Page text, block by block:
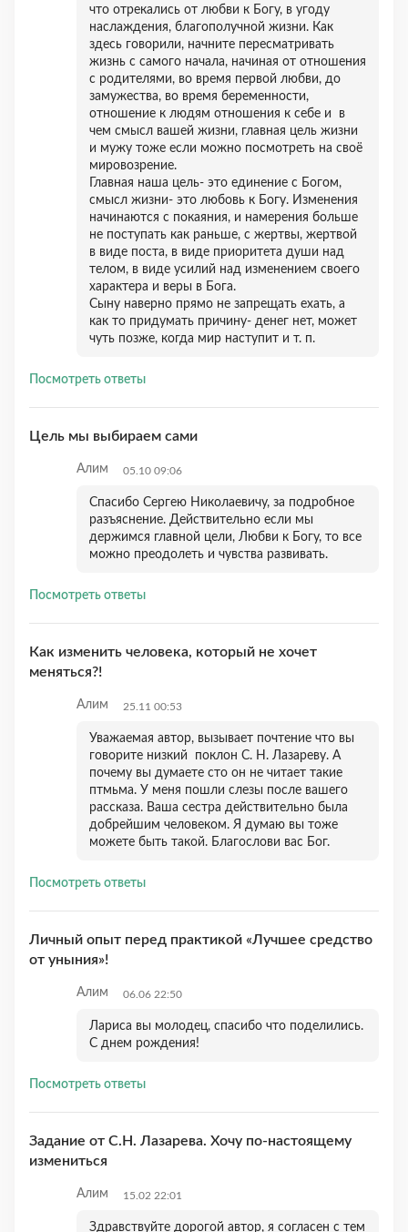
что отрекались от любви к Богу, в угоду
наслаждения, благополучной жизни. Как
здесь говорили, начните пересматривать
жизнь с самого начала, начиная от отношения
с родителями, во время первой любви, до
замужества, во время беременности,
отношение к людям отношения к себе и в
чем смысл вашей жизни, главная цель жизни
и мужу тоже если можно посмотреть на своё
мировозрение.
Главная наша цель- это единение с Богом,
смысл жизни- это любовь к Богу. Изменения
начинаются с покаяния, и намерения больше
не поступать как раньше, с жертвы, жертвой
в виде поста, в виде приоритета души над
телом, в виде усилий над изменением своего
характера и веры в Бога.
Сыну наверно прямо не запрещать ехать, а
как то придумать причину- денег нет, может
чуть позже, когда мир наступит и т. п.
Посмотреть ответы
Цель мы выбираем сами
Алим 05.10 09:06
Спасибо Сергею Николаевичу, за подробное
разъяснение. Действительно если мы
держимся главной цели, Любви к Богу, то все
можно преодолеть и чувства развивать.
Посмотреть ответы
Как изменить человека, который не хочет
меняться?!
Алим 25.11 00:53
Уважаемая автор, вызывает почтение что вы
говорите низкий поклон С. Н. Лазареву. А
почему вы думаете сто он не читает такие
птмьма. У меня пошли слезы после вашего
рассказа. Ваша сестра действительно была
добрейшим человеком. Я думаю вы тоже
можете быть такой. Благослови вас Бог.
Посмотреть ответы
Личный опыт перед практикой «Лучшее средство
от уныния»!
Алим 06.06 22:50
Лариса вы молодец, спасибо что поделились.
С днем рождения!
Посмотреть ответы
Задание от С.Н. Лазарева. Хочу по-настоящему
измениться
Алим 15.02 22:01
Здравствуйте дорогой автор, я согласен с тем